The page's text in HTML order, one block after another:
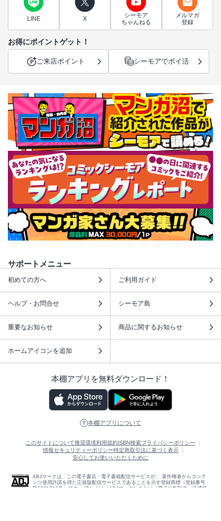
LINE X
シーモア
ちゃんねる
メルマガ
登録
お得にポイントゲット！
ご来店ポイント シーモアでポイ活
サポートメニュー
初めての方へ ご利用ガイド
ヘルプ・お問合せ シーモア島
重要なお知らせ 商品に関するお知らせ
ホームアイコンを追加
本棚アプリを無料ダウンロード！
本棚アプリについて
このサイトについて推奨環境利用規約ISBN検索プライバシーポリシー
情報セキュリティーポリシー特定商取引法に基づく表示
安心してお使いいただくために
ABJマークは、この電子書店・電子書籍配信サービスが、 著作権者からコンテ
ンツ使用許諾を得た正規版配信サービスであることを示す登録商標（登録番号
第6091713号）です。 詳しくは［ABJマーク］または［電子出版制作・流通協